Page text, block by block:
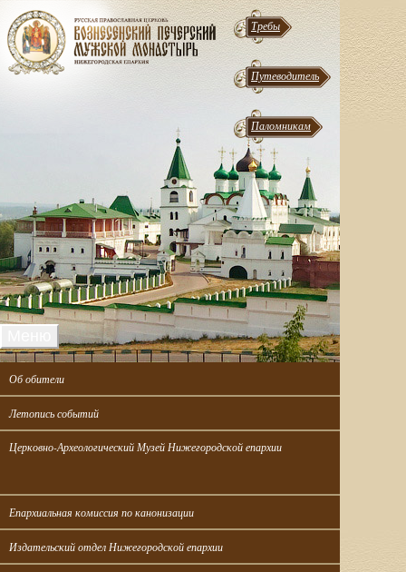
Требы
Путеводитель
Паломникам
Об обители
Летопись событий
Церковно-Археологический Музей Нижегородской епархии
Епархиальная комиссия по канонизации
Издательский отдел Нижегородской епархии